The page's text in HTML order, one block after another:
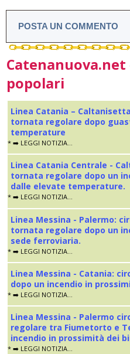
POSTA UN COMMENTO
popolari
Linea Catania –
tornata regolare dopo
temperature
* ➡️ LEGGI NOTIZIA...
Linea Catania Centrale -
tornata regolare dopo un
dalle elevate temperature.
* ➡️ LEGGI NOTIZIA...
Linea Messina - Palermo:
tornata regolare dopo un
sede ferroviaria.
* ➡️ LEGGI NOTIZIA...
Linea Messina - Catania:
dopo un incendio in
* ➡️ LEGGI NOTIZIA...
Linea Messina - Palermo
regolare tra Fiumetorto e
incendio in prossimità dei
* ➡️ LEGGI NOTIZIA...